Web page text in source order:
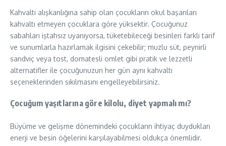
Kahvaltı alışkanlığına sahip olan çocukların okul başarıları
kahvaltı etmeyen çocuklara göre yüksektir. Çocuğunuz
sabahları iştahsız uyanıyorsa, tüketebileceği besinleri farklı tarif
ve sunumlarla hazırlamak ilgisini çekebilir; muzlu süt, peynirli
sandviç veya tost, domatesli omlet gibi pratik ve lezzetli
alternatifler ile çocuğunuzun her gün aynı kahvaltı
seçeneklerinden sıkılmasını engelleyebilirsiniz.
Çocuğum yaşıtlarına göre kilolu, diyet yapmalı mı?
Büyüme ve gelişme dönemindeki çocukların ihtiyaç duydukları
enerji ve besin öğelerini karşılayabilmesi oldukça önemlidir.